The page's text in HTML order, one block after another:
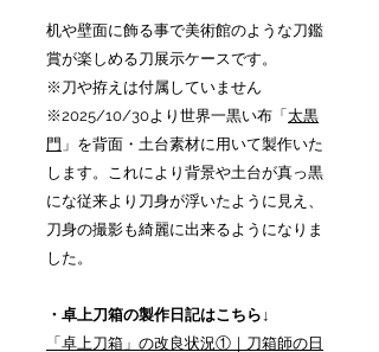
机や壁面に飾る事で美術館のような刀鑑
賞が楽しめる刀展示ケースです。
※刀や拵えは付属していません
※2025/10/30より世界一黒い布「 太黒
門 」を背面・土台素材に用いて製作いた
します。これにより背景や土台が真っ黒
にな従来より刀身が浮いたように見え、
刀身の撮影も綺麗に出来るようになりま
した。
・卓上刀箱の製作日記はこちら↓
「卓上刀箱」の改良状況①｜刀箱師の日